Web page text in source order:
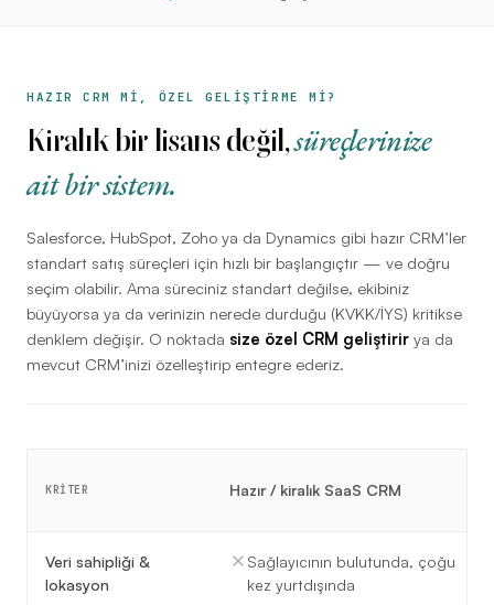
HAZIR CRM Mİ, ÖZEL GELİŞTİRME Mİ?
Kiralık bir lisans değil,süreçlerinize
ait bir sistem.
Salesforce, HubSpot, Zoho ya da Dynamics gibi hazır CRM’ler
standart satış süreçleri için hızlı bir başlangıçtır — ve doğru
seçim olabilir. Ama süreciniz standart değilse, ekibiniz
büyüyorsa ya da verinizin nerede durduğu (KVKK/İYS) kritikse
denklem değişir. O noktada size özel CRM geliştirir ya da
mevcut CRM’inizi özelleştirip entegre ederiz.
KRITER Hazır / kiralık SaaS CRM
Veri sahipliği &
lokasyon
Sağlayıcının bulutunda, çoğu
kez yurtdışında